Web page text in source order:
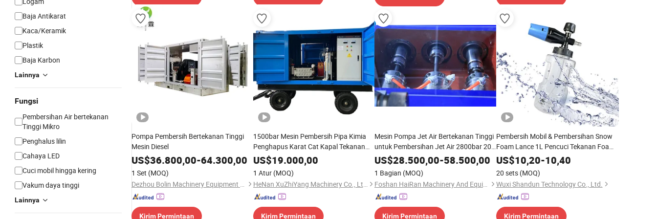
Baja Antikarat
Kaca/Keramik
Plastik
Baja Karbon
Lainnya
Fungsi
Pembersihan Air bertekanan
Tinggi Mikro
Penghalus lilin
Cahaya LED
Cuci mobil hingga kering
Vakum daya tinggi
Lainnya
Pompa Pembersih Bertekanan Tinggi
Mesin Diesel
US$36.800,00-64.300,00
1 Set (MOQ)
Dezhou Bolin Machinery Equipment Co., Ltd.
Kirim Permintaan
1500bar Mesin Pembersih Pipa Kimia
Penghapus Karat Cat Kapal Tekanan
Tinggi Diesel
US$19.000,00
1 Atur (MOQ)
HeNan XuZhiYang Machinery Co., Ltd.
Kirim Permintaan
Mesin Pompa Jet Air Bertekanan Tinggi
untuk Pembersihan Jet Air 2800bar 20K
Pompa Pembersihan Ledakan Air Triplex
Plunger Manufaktur China
US$28.500,00-58.500,00
1 Bagian (MOQ)
Foshan HaiRan Machinery And Equipment Co.Ltd
Kirim Permintaan
Pembersih Mobil & Pembersihan Snow
Foam Lance 1L Pencuci Tekanan Foam
Qun Bahan Kuningan Foam Cannon
dengan Botol Transparan
US$10,20-10,40
20 sets (MOQ)
Wuxi Shandun Technology Co., Ltd.
Kirim Permintaan